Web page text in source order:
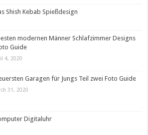
Shish Kebab Spießdesign
modernen Männer Schlafzimmer Designs
Guide
4, 2020
Garagen für Jungs Teil zwei Foto Guide
31, 2020
Digitaluhr